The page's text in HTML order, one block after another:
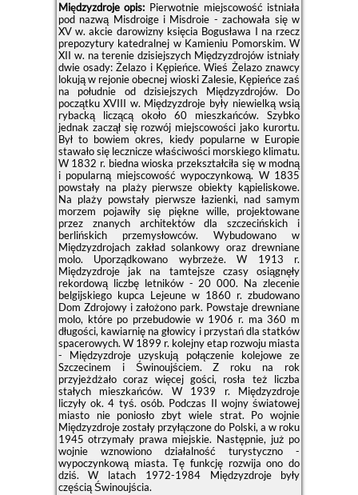
Międzyzdroje opis: Pierwotnie miejscowość istniała
pod nazwą Misdroige i Misdroie - zachowała się w
XV w. akcie darowizny księcia Bogusława I na rzecz
prepozytury katedralnej w Kamieniu Pomorskim. W
XII w. na terenie dzisiejszych Międzyzdrojów istniały
dwie osady: Żelazo i Kępieńce. Wieś Żelazo znawcy
lokują w rejonie obecnej wioski Zalesie, Kępieńce zaś
na południe od dzisiejszych Międzyzdrojów. Do
początku XVIII w. Międzyzdroje były niewielką wsią
rybacką liczącą około 60 mieszkańców. Szybko
jednak zaczął się rozwój miejscowości jako kurortu.
Był to bowiem okres, kiedy popularne w Europie
stawało się lecznicze właściwości morskiego klimatu.
W 1832 r. biedna wioska przekształciła się w modną
i popularną miejscowość wypoczynkową. W 1835
powstały na plaży pierwsze obiekty kąpieliskowe.
Na plaży powstały pierwsze łazienki, nad samym
morzem pojawiły się piękne wille, projektowane
przez znanych architektów dla szczecińskich i
berlińskich przemysłowców. Wybudowano w
Międzyzdrojach zakład solankowy oraz drewniane
molo. Uporządkowano wybrzeże. W 1913 r.
Międzyzdroje jak na tamtejsze czasy osiągnęły
rekordową liczbę letników - 20 000. Na zlecenie
belgijskiego kupca Lejeune w 1860 r. zbudowano
Dom Zdrojowy i założono park. Powstaje drewniane
molo, które po przebudowie w 1906 r. ma 360 m
długości, kawiarnię na głowicy i przystań dla statków
spacerowych. W 1899 r. kolejny etap rozwoju miasta
- Międzyzdroje uzyskują połączenie kolejowe ze
Szczecinem i Świnoujściem. Z roku na rok
przyjeżdżało coraz więcej gości, rosła też liczba
stałych mieszkańców. W 1939 r. Międzyzdroje
liczyły ok. 4 tyś. osób. Podczas II wojny światowej
miasto nie poniosło zbyt wiele strat. Po wojnie
Międzyzdroje zostały przyłączone do Polski, a w roku
1945 otrzymały prawa miejskie. Następnie, już po
wojnie wznowiono działalność turystyczno -
wypoczynkową miasta. Tę funkcję rozwija ono do
dziś. W latach 1972-1984 Międzyzdroje były
częścią Świnoujścia.